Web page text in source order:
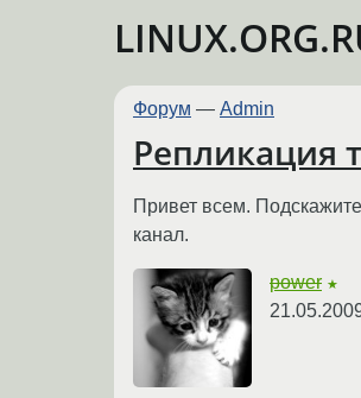
Форум — Admin
Репликация
Привет всем.
канал.
power ★